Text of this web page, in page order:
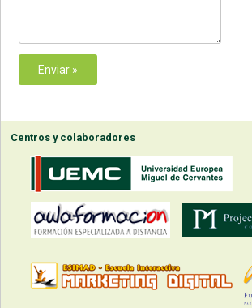
Centros y colaboradores